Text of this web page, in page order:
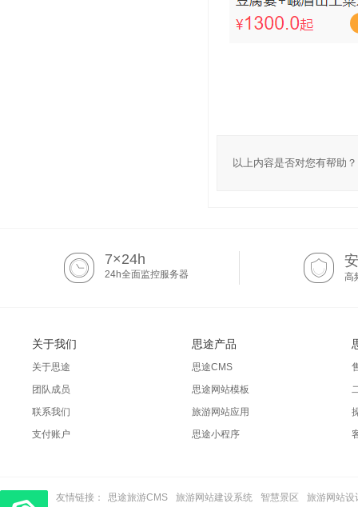
以上内容是否对您有帮助？
7×24h
24h全面监控服务器 高
关于我们
关于思途
团队成员
联系我们
支付账户
思途产品
思途CMS
思途网站模板
旅游网站应用
思途小程序
友情链接： 思途旅游CMS 旅游网站建设系统 智慧景区
旅游网站设